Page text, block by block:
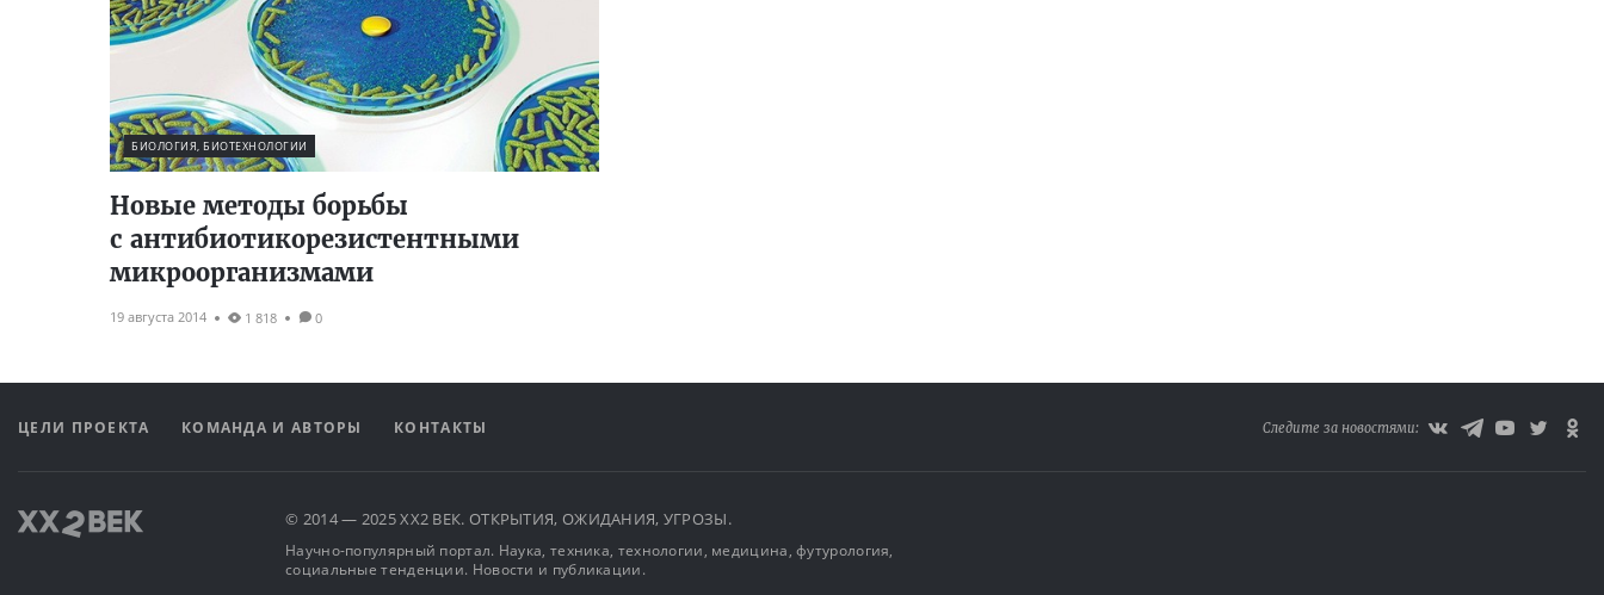
БИОЛОГИЯ, БИОТЕХНОЛОГИИ
Новые методы борьбы
с антибиотикорезистентными
микроорганизмами
19 августа 2014 1 818 0
ЦЕЛИ ПРОЕКТА КОМАНДА И АВТОРЫ КОНТАКТЫ Следите за новостями:
© 2014 — 2025 XX2 ВЕК. ОТКРЫТИЯ, ОЖИДАНИЯ, УГРОЗЫ.
Научно-популярный портал. Наука, техника, технологии, медицина, футурология,
социальные тенденции. Новости и публикации.